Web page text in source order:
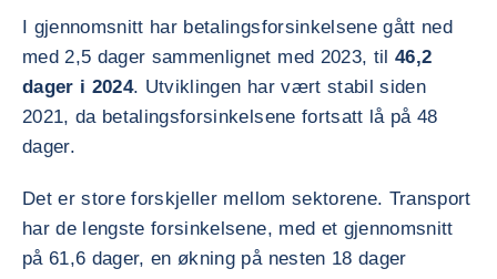
I gjennomsnitt har betalingsforsinkelsene gått ned
med 2,5 dager sammenlignet med 2023, til 46,2
dager i 2024. Utviklingen har vært stabil siden
2021, da betalingsforsinkelsene fortsatt lå på 48
dager.
Det er store forskjeller mellom sektorene. Transport
har de lengste forsinkelsene, med et gjennomsnitt
på 61,6 dager, en økning på nesten 18 dager